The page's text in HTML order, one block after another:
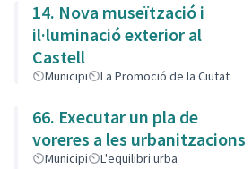
14. Nova museïtzació i
il·luminació exterior al
Castell
Municipi La Promoció de la Ciutat
66. Executar un pla de
voreres a les urbanitzacions
Municipi L'equilibri urba